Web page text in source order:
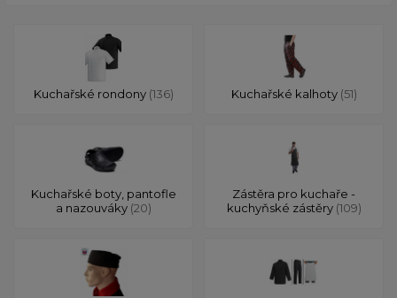
Kuchařské rondony (136) Kuchařské kalhoty (51)
Kuchařské boty, pantofle
a nazouváky (20)
Zástěra pro kuchaře -
kuchyňské zástěry (109)